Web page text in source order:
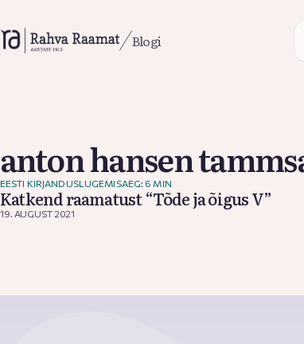
Blogi
Blogi
anton hansen
EESTI KIRJANDUSLUGEMISAEG: 6 MIN
Katkend raamatust “Tõde ja õigus V”
19. AUGUST 2021